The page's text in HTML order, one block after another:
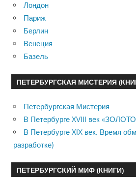
Лондон
Париж
Берлин
Венеция
Базель
ПЕТЕРБУРГСКАЯ МИСТЕРИЯ
Петербургская Мистерия
В Петербурге XVIII век
В Петербурге XIX век. Время
разработке)
ПЕТЕРБУРГСКИЙ МИФ (КНИГИ)